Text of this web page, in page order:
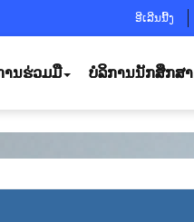
ອີເລີນນີ້ງ
ານຮ່ວມມື ບໍລິການນັກສຶກສາ